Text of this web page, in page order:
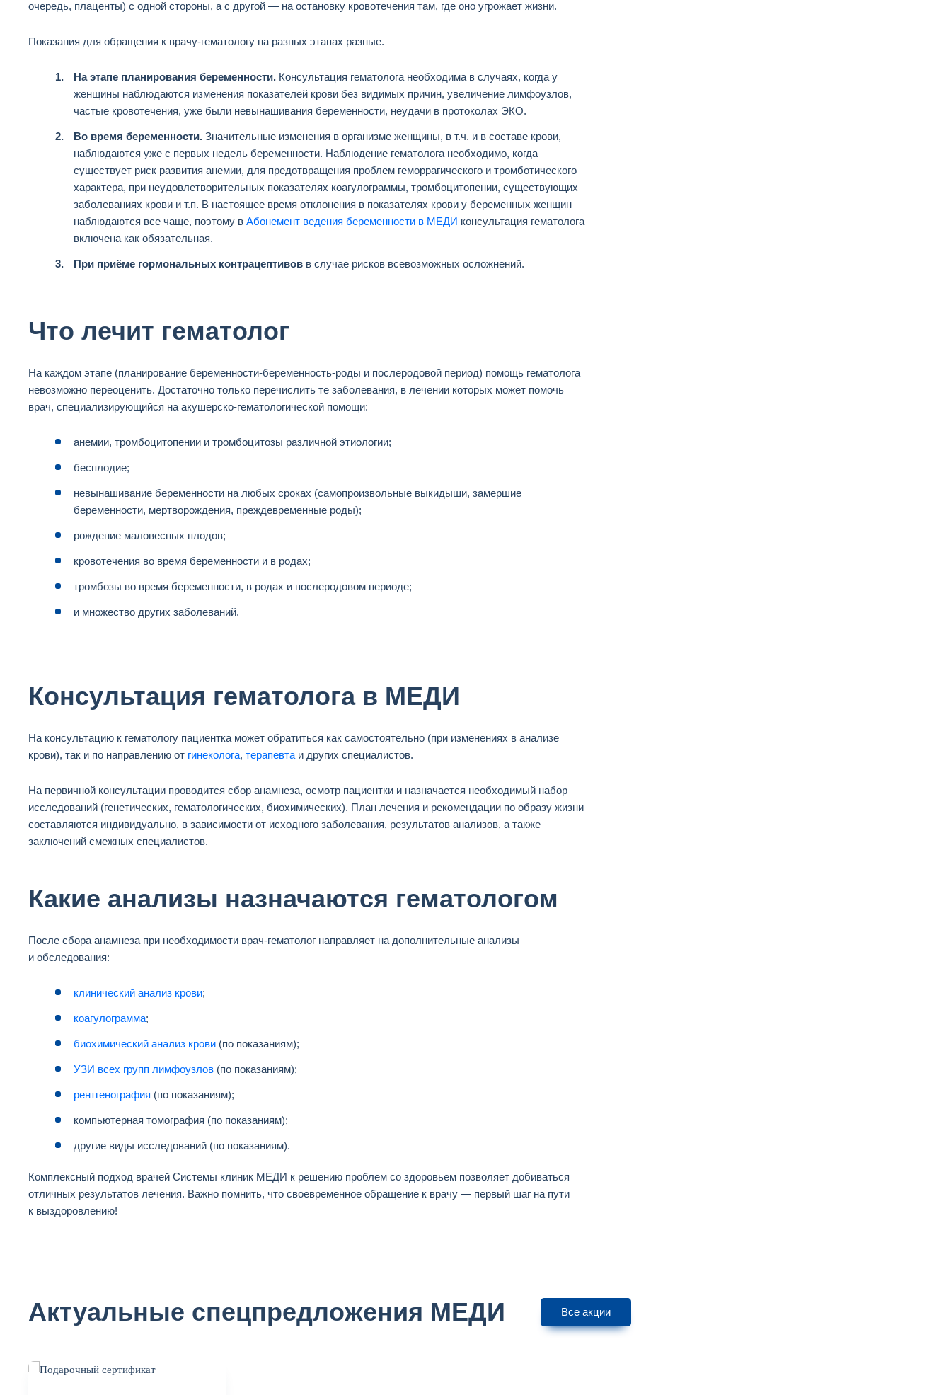
очередь, плаценты) с одной стороны, а с другой — на остановку кровотечения там, где оно угрожает жизни.
Показания для обращения к врачу-гематологу на разных этапах разные.
На этапе планирования беременности. Консультация гематолога необходима в случаях, когда у
женщины наблюдаются изменения показателей крови без видимых причин, увеличение лимфоузлов,
частые кровотечения, уже были невынашивания беременности, неудачи в протоколах ЭКО.
Во время беременности. Значительные изменения в организме женщины, в т.ч. и в составе крови,
наблюдаются уже с первых недель беременности. Наблюдение гематолога необходимо, когда
существует риск развития анемии, для предотвращения проблем геморрагического и тромботического
характера, при неудовлетворительных показателях коагулограммы, тромбоцитопении, существующих
заболеваниях крови и т.п. В настоящее время отклонения в показателях крови у беременных женщин
наблюдаются все чаще, поэтому в Абонемент ведения беременности в МЕДИ консультация гематолога
включена как обязательная.
При приёме гормональных контрацептивов в случае рисков всевозможных осложнений.
Что лечит гематолог
На каждом этапе (планирование беременности-беременность-роды и послеродовой период) помощь гематолога
невозможно переоценить. Достаточно только перечислить те заболевания, в лечении которых может помочь
врач, специализирующийся на акушерско-гематологической помощи:
анемии, тромбоцитопении и тромбоцитозы различной этиологии;
бесплодие;
невынашивание беременности на любых сроках (самопроизвольные выкидыши, замершие
беременности, мертворождения, преждевременные роды);
рождение маловесных плодов;
кровотечения во время беременности и в родах;
тромбозы во время беременности, в родах и послеродовом периоде;
и множество других заболеваний.
Консультация гематолога в МЕДИ
На консультацию к гематологу пациентка может обратиться как самостоятельно (при изменениях в анализе
крови), так и по направлению от гинеколога, терапевта и других специалистов.
На первичной консультации проводится сбор анамнеза, осмотр пациентки и назначается необходимый набор
исследований (генетических, гематологических, биохимических). План лечения и рекомендации по образу жизни
составляются индивидуально, в зависимости от исходного заболевания, результатов анализов, а также
заключений смежных специалистов.
Какие анализы назначаются гематологом
После сбора анамнеза при необходимости врач-гематолог направляет на дополнительные анализы
и обследования:
клинический анализ крови;
коагулограмма;
биохимический анализ крови (по показаниям);
УЗИ всех групп лимфоузлов (по показаниям);
рентгенография (по показаниям);
компьютерная томография (по показаниям);
другие виды исследований (по показаниям).
Комплексный подход врачей Системы клиник МЕДИ к решению проблем со здоровьем позволяет добиваться
отличных результатов лечения. Важно помнить, что своевременное обращение к врачу — первый шаг на пути
к выздоровлению!
Актуальные спецпредложения МЕДИ Все акции